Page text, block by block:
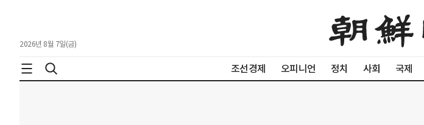
2026년 8월 7일(금)
조선경제 오피니언 정치 사회 국제